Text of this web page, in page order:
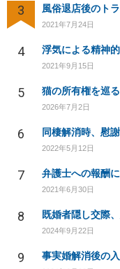
3 風俗退店後のト
2021年7月24日
4 浮気による精神
2021年9月15日
5 猫の所有権を巡
2026年7月2日
6
2022年5月12日
7 弁護士への報酬
2021年6月30日
8 既婚者隠し交際
2024年9月22日
9 事実婚解消後の